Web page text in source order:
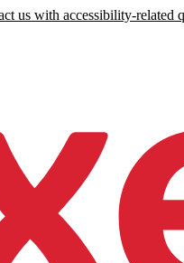
us with accessibility-related